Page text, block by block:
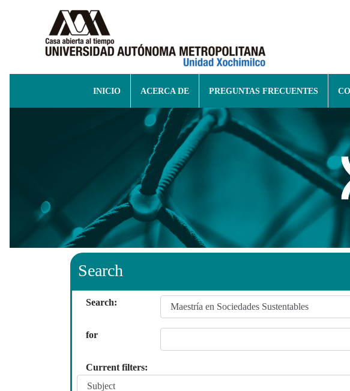
INICIO ACERCA DE PREGUNTAS FRECUENTES
Search
Search:
for
Current filters: